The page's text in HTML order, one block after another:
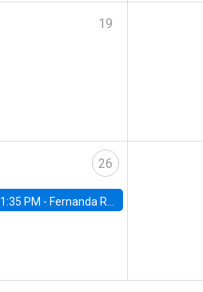
19
26
1:35 PM - Fernanda Rojas Ampuero, University of Wisconsin-Madison